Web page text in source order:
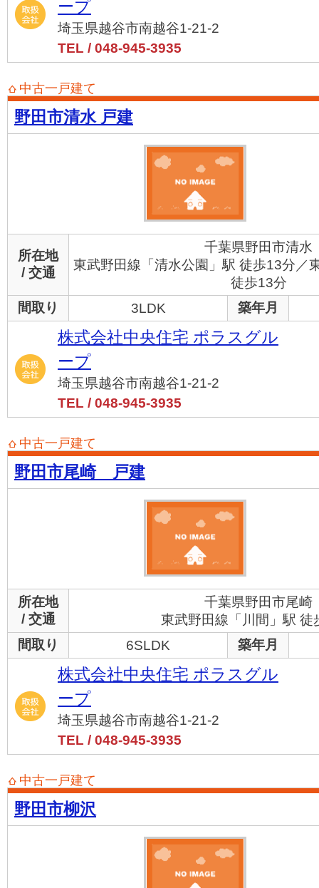
ープ
埼玉県越谷市南越谷1-21-2
TEL / 048-945-3935
中古一戸建て
野田市清水 戸建
所在地
/ 交通
千葉県野田市清水
東武野田線「清水公園」駅 徒歩13分／
徒歩13分
間取り
3LDK 築年月
株式会社中央住宅 ポラスグル
ープ
埼玉県越谷市南越谷1-21-2
TEL / 048-945-3935
中古一戸建て
野田市尾崎 戸建
所在地
/ 交通
千葉県野田市尾崎
東武野田線「川間」駅 徒
間取り
6SLDK 築年月
株式会社中央住宅 ポラスグル
ープ
埼玉県越谷市南越谷1-21-2
TEL / 048-945-3935
中古一戸建て
野田市柳沢